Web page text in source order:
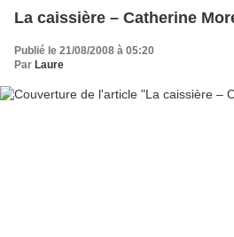
La caissière – Catherine
Publié le 21/08/2008 à 05:20
Par Laure